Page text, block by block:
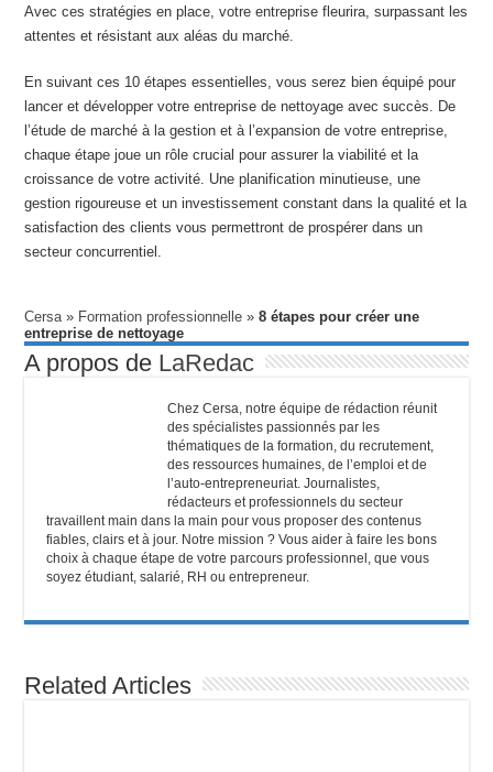
Avec ces stratégies en place, votre entreprise fleurira, surpassant les
attentes et résistant aux aléas du marché.
En suivant ces 10 étapes essentielles, vous serez bien équipé pour
lancer et développer votre entreprise de nettoyage avec succès. De
l’étude de marché à la gestion et à l’expansion de votre entreprise,
chaque étape joue un rôle crucial pour assurer la viabilité et la
croissance de votre activité. Une planification minutieuse, une
gestion rigoureuse et un investissement constant dans la qualité et la
satisfaction des clients vous permettront de prospérer dans un
secteur concurrentiel.
Cersa » Formation professionnelle »8 étapes pour créer une
entreprise de nettoyage
A propos de LaRedac
Chez Cersa, notre équipe de rédaction réunit
des spécialistes passionnés par les
thématiques de la formation, du recrutement,
des ressources humaines, de l’emploi et de
l’auto-entrepreneuriat. Journalistes,
rédacteurs et professionnels du secteur
travaillent main dans la main pour vous proposer des contenus
fiables, clairs et à jour. Notre mission ? Vous aider à faire les bons
choix à chaque étape de votre parcours professionnel, que vous
soyez étudiant, salarié, RH ou entrepreneur.
Related Articles